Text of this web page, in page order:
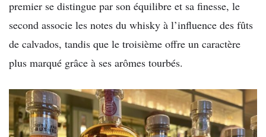
premier se distingue par son équilibre et sa finesse, le
second associe les notes du whisky à l’influence des fûts
de calvados, tandis que le troisième offre un caractère
plus marqué grâce à ses arômes tourbés.